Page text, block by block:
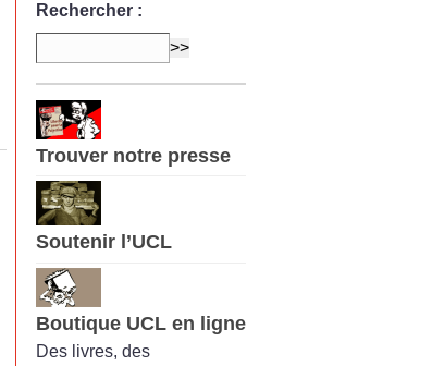
Rechercher :
Trouver notre presse
Soutenir l’UCL
Boutique UCL en ligne
Des livres, des